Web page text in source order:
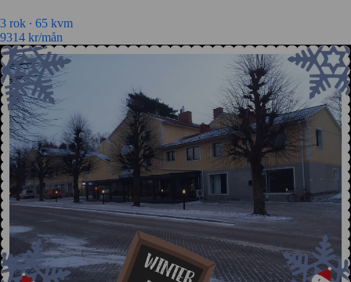
3 rok ∙ 65 kvm
9314 kr/mån